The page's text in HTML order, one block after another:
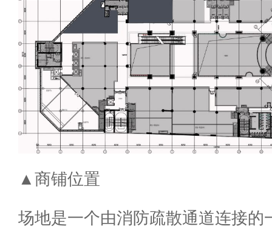
▲商铺位置
场地是一个由消防疏散通道连接的